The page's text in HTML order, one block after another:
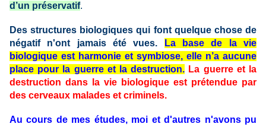
d’un préservatif.
Des structures biologiques qui font quelque chose de
négatif n'ont jamais été vues.
La base de la vie
biologique est harmonie et symbiose, elle n’a aucune
place pour la guerre et la destruction. La guerre et la
destruction dans la vie biologique est prétendue par
des cerveaux malades et criminels.
Au cours de mes études, moi et d'autres n'avons pu